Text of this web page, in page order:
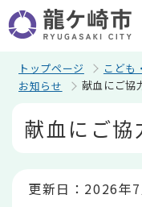
の
ペ
トップページ こども
お知らせ
献血にご協
献血にご協
更新日：2026年